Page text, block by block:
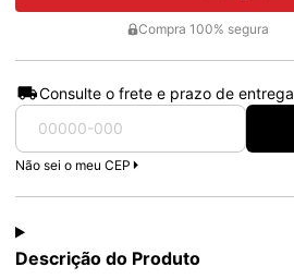
Compra 100% segura
Consulte o frete e prazo de entrega
Não sei o meu CEP
Descrição do Produto